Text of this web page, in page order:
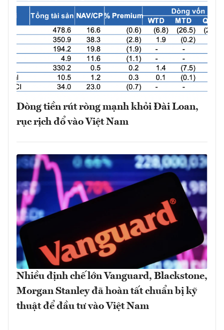
Dòng tiền rút ròng mạnh khỏi Đài Loan,
rục rịch đổ vào Việt Nam
Nhiều định chế lớn Vanguard, Blackstone,
Morgan Stanley đã hoàn tất chuẩn bị kỹ
thuật để đầu tư vào Việt Nam